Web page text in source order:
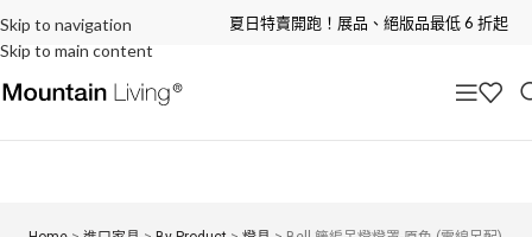
Skip to navigation
Skip to main content
夏日特賣開跑！展品、絕版品最低 6 折起